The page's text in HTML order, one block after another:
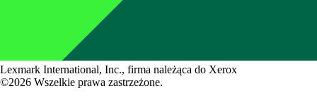
Lexmark International, Inc., firma należąca do Xerox
©2026 Wszelkie prawa zastrzeżone.